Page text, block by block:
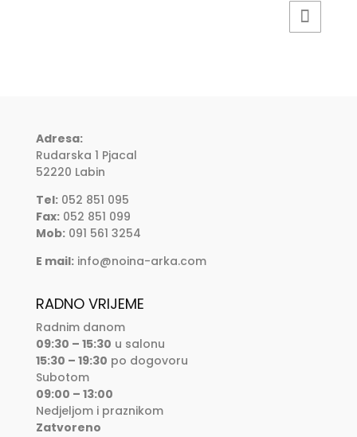
Adresa:
Rudarska 1 Pjacal
52220 Labin
Tel:052 851 095
Fax:052 851 099
Mob:091 561 3254
E mail: info@noina-arka.com
RADNO VRIJEME
Radnim danom
09:30 – 15:30 u salonu
15:30 – 19:30 po dogovoru
Subotom
09:00 – 13:00
Nedjeljom i praznikom
Zatvoreno